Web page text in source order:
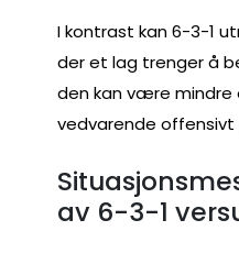
I kontrast kan 6-3-1
der et lag trenger å
den kan være mindre
vedvarende offensivt
av 6-3-1